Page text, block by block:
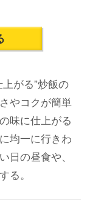
がる”炒飯の
やコクが簡単
味に仕上がる
均一に行きわ
日の昼食や、
る。